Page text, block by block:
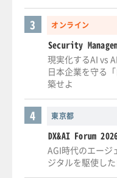
オンライン
3
Security
現実化するAI vs
日本企業を守る
築せよ
東京都
4
DX&AI Forum
AGI時代のエー
ジタルを駆使し